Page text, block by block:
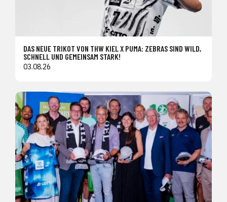
DAS NEUE TRIKOT VON THW KIEL X PUMA: ZEBRAS SIND WILD,
SCHNELL UND GEMEINSAM STARK!
03.08.26